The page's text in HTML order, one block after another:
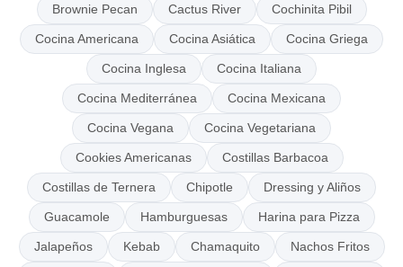
Brownie Pecan Cactus River Cochinita Pibil
Cocina Americana Cocina Asiática Cocina Griega
Cocina Inglesa Cocina Italiana
Cocina Mediterránea Cocina Mexicana
Cocina Vegana Cocina Vegetariana
Cookies Americanas Costillas Barbacoa
Costillas de Ternera Chipotle Dressing y Aliños
Guacamole Hamburguesas Harina para Pizza
Jalapeños Kebab Chamaquito Nachos Fritos